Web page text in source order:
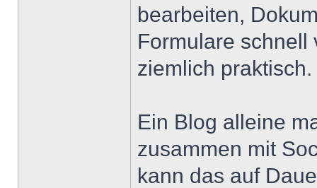
bearbeiten,
Formulare schnell
ziemlich praktisch.
Ein Blog alleine
zusammen mit
kann das auf